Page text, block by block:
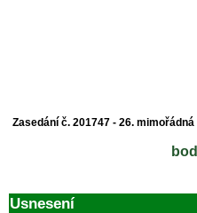
Zasedání č. 201747 - 26.
Usnesení